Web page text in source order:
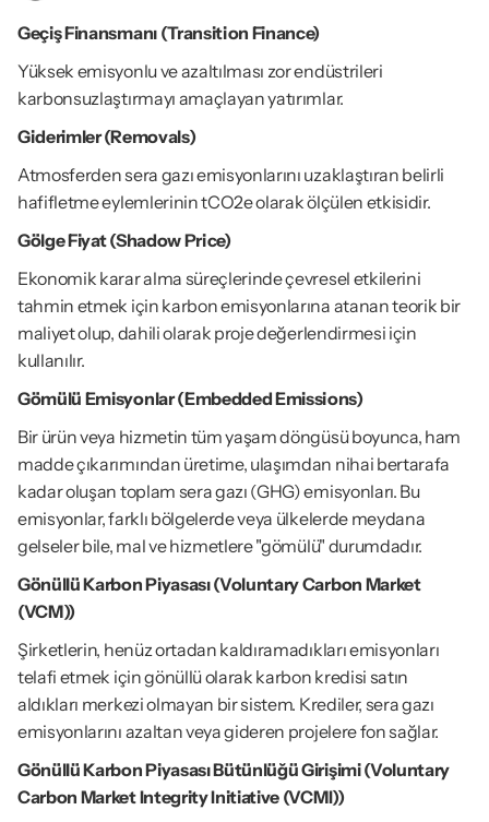
Geçiş Finansmanı (Transition Finance)
Yüksek emisyonlu ve azaltılması zor endüstrileri
karbonsuzlaştırmayı amaçlayan yatırımlar.
Giderimler (Removals)
Atmosferden sera gazı emisyonlarını uzaklaştıran belirli
hafifletme eylemlerinin tCO2e olarak ölçülen etkisidir.
Gölge Fiyat (Shadow Price)
Ekonomik karar alma süreçlerinde çevresel etkilerini
tahmin etmek için karbon emisyonlarına atanan teorik bir
maliyet olup, dahili olarak proje değerlendirmesi için
kullanılır.
Gömülü Emisyonlar (Embedded Emissions)
Bir ürün veya hizmetin tüm yaşam döngüsü boyunca, ham
madde çıkarımından üretime, ulaşımdan nihai bertarafa
kadar oluşan toplam sera gazı (GHG) emisyonları. Bu
emisyonlar, farklı bölgelerde veya ülkelerde meydana
gelseler bile, mal ve hizmetlere "gömülü" durumdadır.
Gönüllü Karbon Piyasası (Voluntary Carbon Market
(VCM))
Şirketlerin, henüz ortadan kaldıramadıkları emisyonları
telafi etmek için gönüllü olarak karbon kredisi satın
aldıkları merkezi olmayan bir sistem. Krediler, sera gazı
emisyonlarını azaltan veya gideren projelere fon sağlar.
Gönüllü Karbon Piyasası Bütünlüğü Girişimi (Voluntary
Carbon Market Integrity Initiative (VCMI))